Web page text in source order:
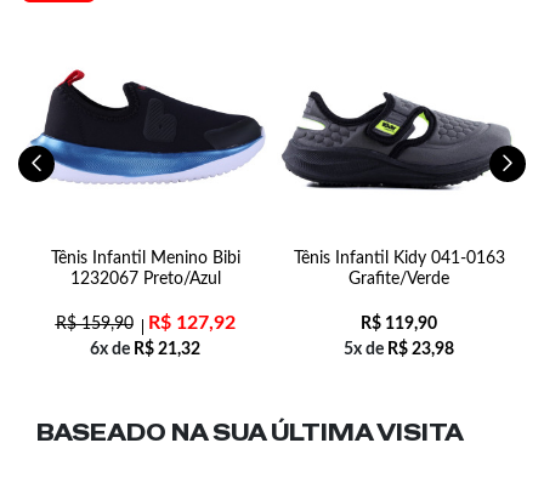
Tênis Infantil Menino Bibi
1232067 Preto/Azul
R$159,90 R$127,92
6x de R$ 21,32
Tênis Infantil Kidy 041-0163
Grafite/Verde
R$ 119,90
5x de R$ 23,98
BASEADO NA SUAÚLTIMA VISITA